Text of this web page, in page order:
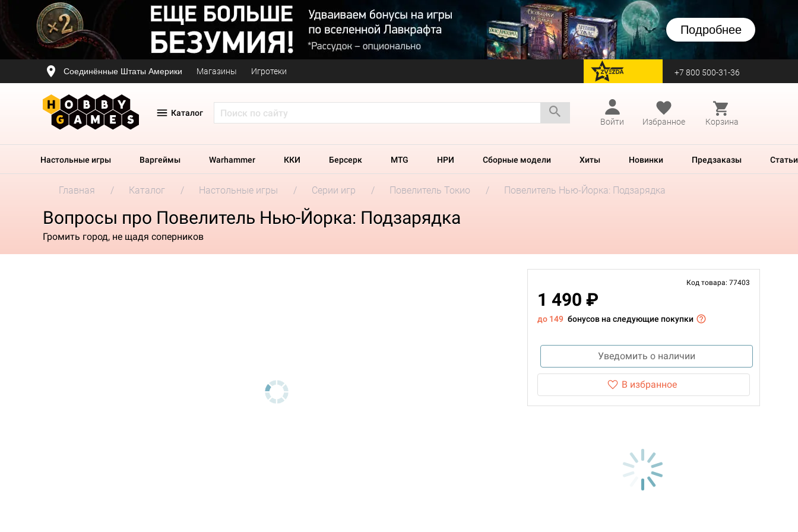
Подробнее
Соединённые Штаты Америки Магазины Игротеки перейти на Zvezda +7 800 500-31-36
Каталог
Войти
Избранное Корзина
Настольные игры Варгеймы Warhammer ККИ Берсерк MTG НРИ Сборные модели Хиты Новинки Предзаказы Статьи
Главная Каталог Настольные игры Серии игр Повелитель Токио Повелитель Нью-Йорка: Подзарядка
Вопросы про Повелитель Нью-Йорка: Подзарядка
Громить город, не щадя соперников
Код товара: 77403
1 490 ₽
до 149 бонусов на следующие покупки
Уведомить о наличии
В избранное